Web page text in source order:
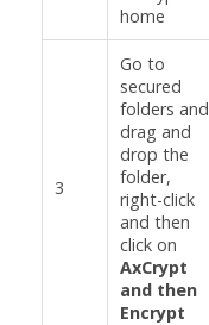
home
3
Go to
secured
folders and
drag and
drop the
folder,
right-click
and then
click on
AxCrypt
and then
Encrypt